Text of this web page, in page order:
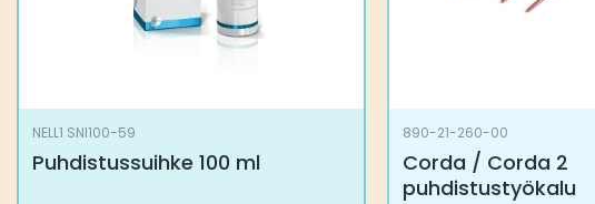
NELL1 SNI100-59
Puhdistussuihke 100 ml
890-21-260-00
Corda / Corda 2
puhdistustyökalu